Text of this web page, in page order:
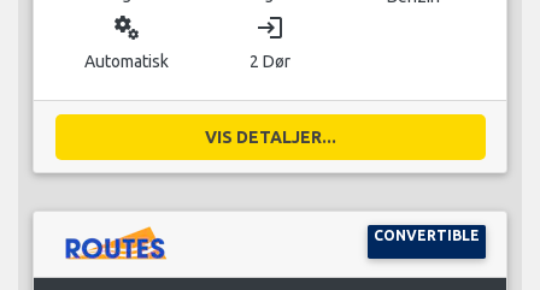
miscellaneous_services
Automatisk
login
2 Dør
VIS DETALJER...
CONVERTIBLE